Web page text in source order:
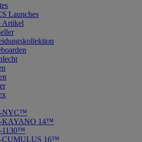
Launches
Artikel
NYC™
KAYANO 14™
1130™
CUMULUS 16™